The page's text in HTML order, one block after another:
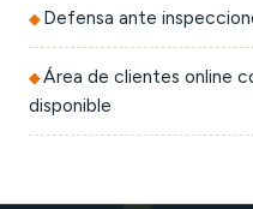
Defensa ante
Área de clientes online
disponible